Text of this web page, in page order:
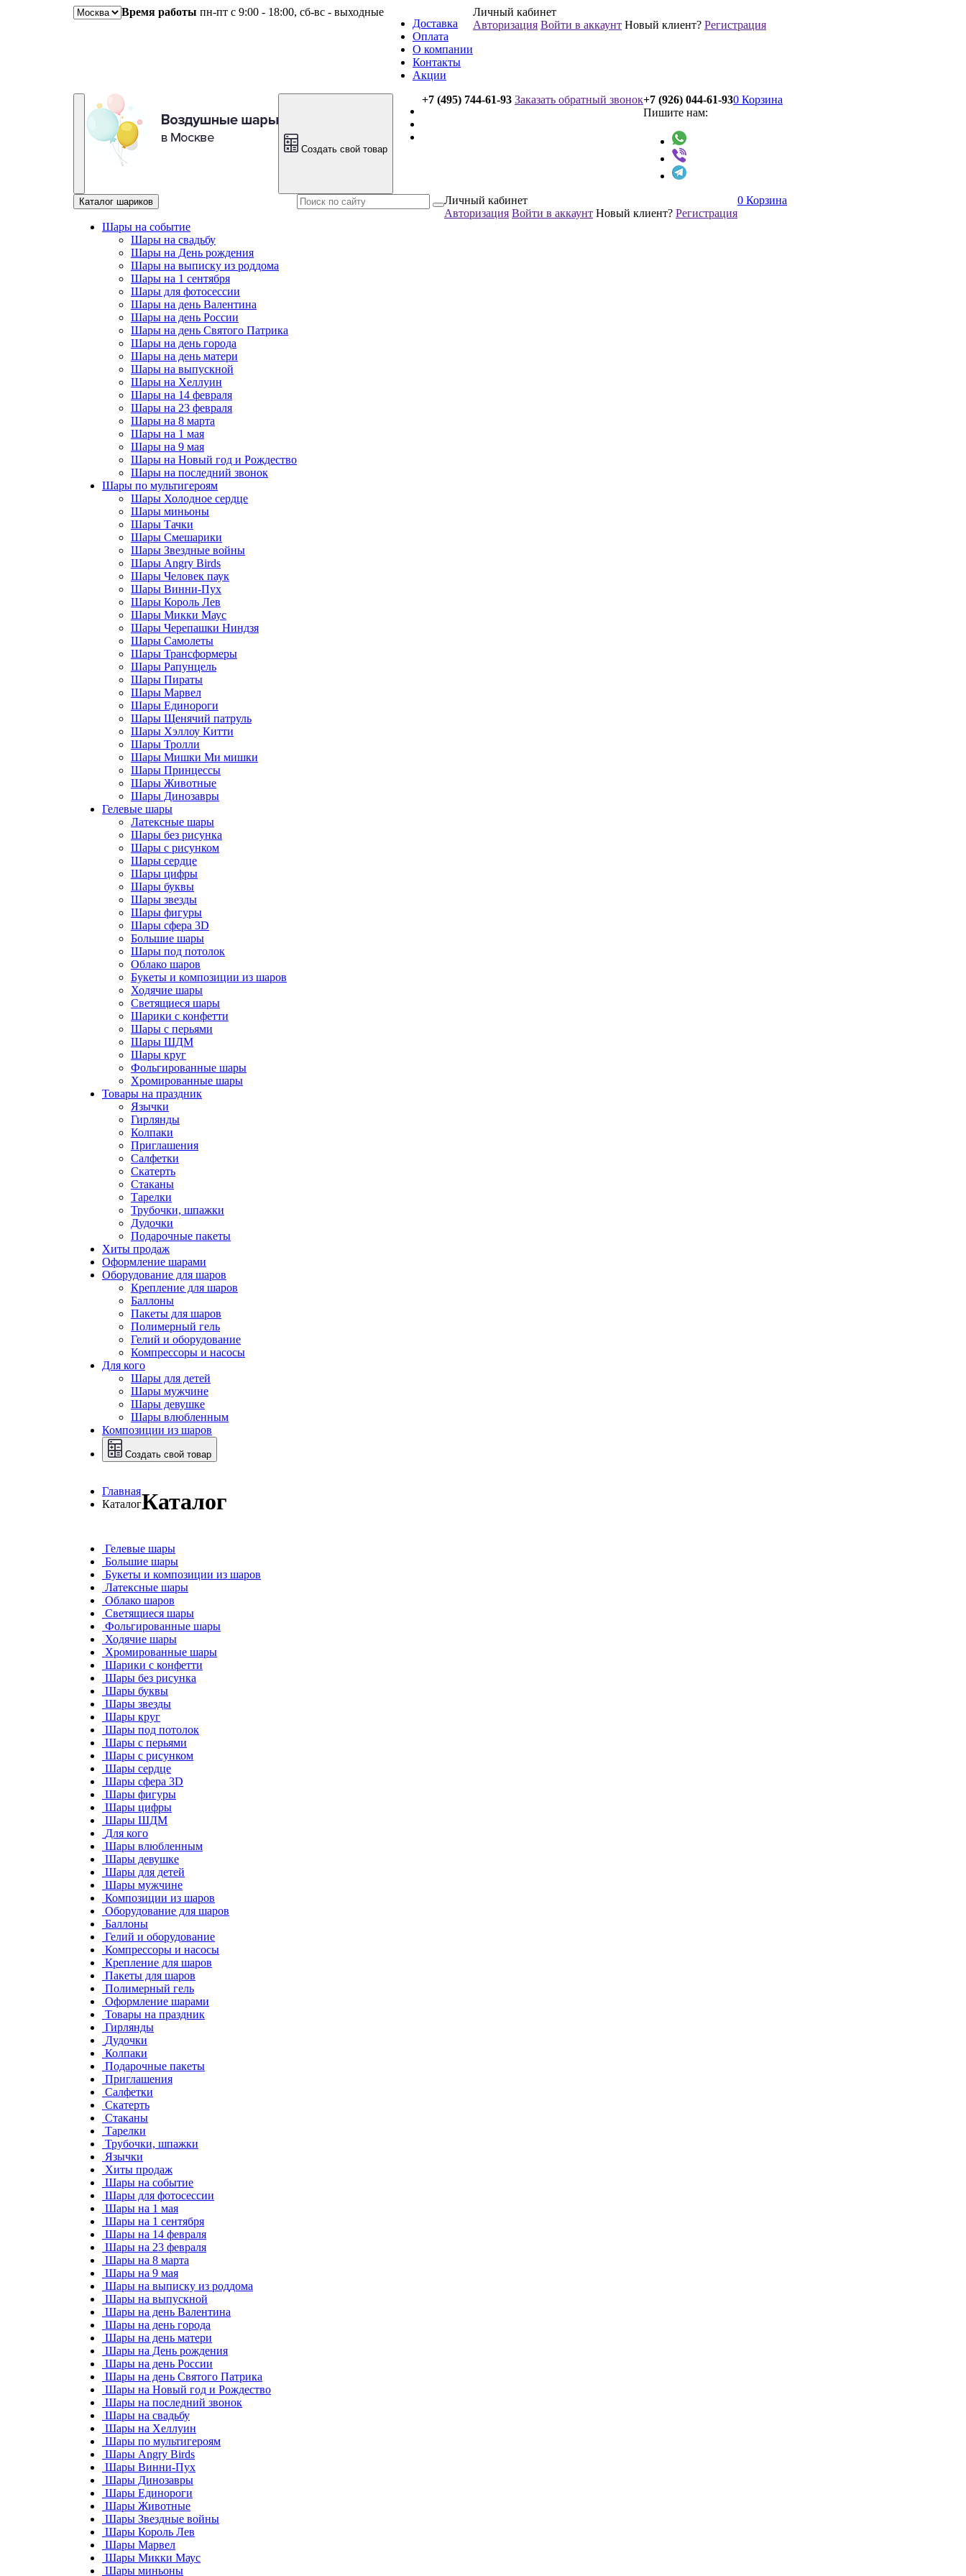
Время работы пн-пт с 9:00 - 18:00, сб-вс - выходные
Доставка
Оплата
О компании
Контакты
Акции
Личный кабинет
Авторизация Войти в аккаунт Новый клиент? Регистрация
Создать свой товар
+7 (495) 744-61-93 Заказать обратный звонок+7 (926) 044-61-93
Пишите нам:
0 Корзина
Каталог шариков
Шары на событие
Шары на свадьбу
Шары на День рождения
Шары на выписку из роддома
Шары на 1 сентября
Шары для фотосессии
Шары на день Валентина
Шары на день России
Шары на день Святого Патрика
Шары на день города
Шары на день матери
Шары на выпускной
Шары на Хеллуин
Шары на 14 февраля
Шары на 23 февраля
Шары на 8 марта
Шары на 1 мая
Шары на 9 мая
Шары на Новый год и Рождество
Шары на последний звонок
Шары по мультигероям
Шары Холодное сердце
Шары миньоны
Шары Тачки
Шары Смешарики
Шары Звездные войны
Шары Angry Birds
Шары Человек паук
Шары Винни-Пух
Шары Король Лев
Шары Микки Маус
Шары Черепашки Ниндзя
Шары Самолеты
Шары Трансформеры
Шары Рапунцель
Шары Пираты
Шары Марвел
Шары Единороги
Шары Щенячий патруль
Шары Хэллоу Китти
Шары Тролли
Шары Мишки Ми мишки
Шары Принцессы
Шары Животные
Шары Динозавры
Гелевые шары
Латексные шары
Шары без рисунка
Шары с рисунком
Шары сердце
Шары цифры
Шары буквы
Шары звезды
Шары фигуры
Шары сфера 3D
Большие шары
Шары под потолок
Облако шаров
Букеты и композиции из шаров
Ходячие шары
Светящиеся шары
Шарики с конфетти
Шары с перьями
Шары ШДМ
Шары круг
Фольгированные шары
Хромированные шары
Товары на праздник
Язычки
Гирлянды
Колпаки
Приглашения
Салфетки
Скатерть
Стаканы
Тарелки
Трубочки, шпажки
Дудочки
Подарочные пакеты
Хиты продаж
Оформление шарами
Оборудование для шаров
Крепление для шаров
Баллоны
Пакеты для шаров
Полимерный гель
Гелий и оборудование
Компрессоры и насосы
Для кого
Шары для детей
Шары мужчине
Шары девушке
Шары влюбленным
Композиции из шаров
Создать свой товар
Личный кабинет
Авторизация Войти в аккаунт Новый клиент? Регистрация
0 Корзина
Главная
КаталогКаталог
Гелевые шары
Большие шары
Букеты и композиции из шаров
Латексные шары
Облако шаров
Светящиеся шары
Фольгированные шары
Ходячие шары
Хромированные шары
Шарики с конфетти
Шары без рисунка
Шары буквы
Шары звезды
Шары круг
Шары под потолок
Шары с перьями
Шары с рисунком
Шары сердце
Шары сфера 3D
Шары фигуры
Шары цифры
Шары ШДМ
Для кого
Шары влюбленным
Шары девушке
Шары для детей
Шары мужчине
Композиции из шаров
Оборудование для шаров
Баллоны
Гелий и оборудование
Компрессоры и насосы
Крепление для шаров
Пакеты для шаров
Полимерный гель
Оформление шарами
Товары на праздник
Гирлянды
Дудочки
Колпаки
Подарочные пакеты
Приглашения
Салфетки
Скатерть
Стаканы
Тарелки
Трубочки, шпажки
Язычки
Хиты продаж
Шары на событие
Шары для фотосессии
Шары на 1 мая
Шары на 1 сентября
Шары на 14 февраля
Шары на 23 февраля
Шары на 8 марта
Шары на 9 мая
Шары на выписку из роддома
Шары на выпускной
Шары на день Валентина
Шары на день города
Шары на день матери
Шары на День рождения
Шары на день России
Шары на день Святого Патрика
Шары на Новый год и Рождество
Шары на последний звонок
Шары на свадьбу
Шары на Хеллуин
Шары по мультигероям
Шары Angry Birds
Шары Винни-Пух
Шары Динозавры
Шары Единороги
Шары Животные
Шары Звездные войны
Шары Король Лев
Шары Марвел
Шары Микки Маус
Шары миньоны